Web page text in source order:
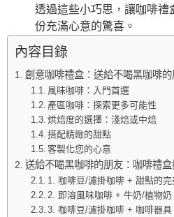
透過這些小巧思，讓咖啡
份充滿心意的驚喜。
內容目錄
創意咖啡禮盒：送給不喝黑咖啡
風味咖啡：入門首選
產區咖啡：探索更多可能性
烘焙度的選擇：淺焙或中焙
搭配精緻的甜點
客製化您的心意
送給不喝黑咖啡的朋友：咖啡禮
1. 咖啡豆/濾掛咖啡 + 甜點的完
2. 即溶風味咖啡 + 牛奶/植物
3. 咖啡豆/濾掛咖啡 + 咖啡器具